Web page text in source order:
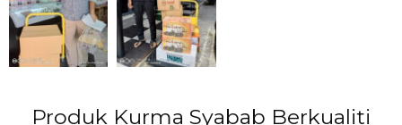
Produk Kurma Syabab Berkualiti